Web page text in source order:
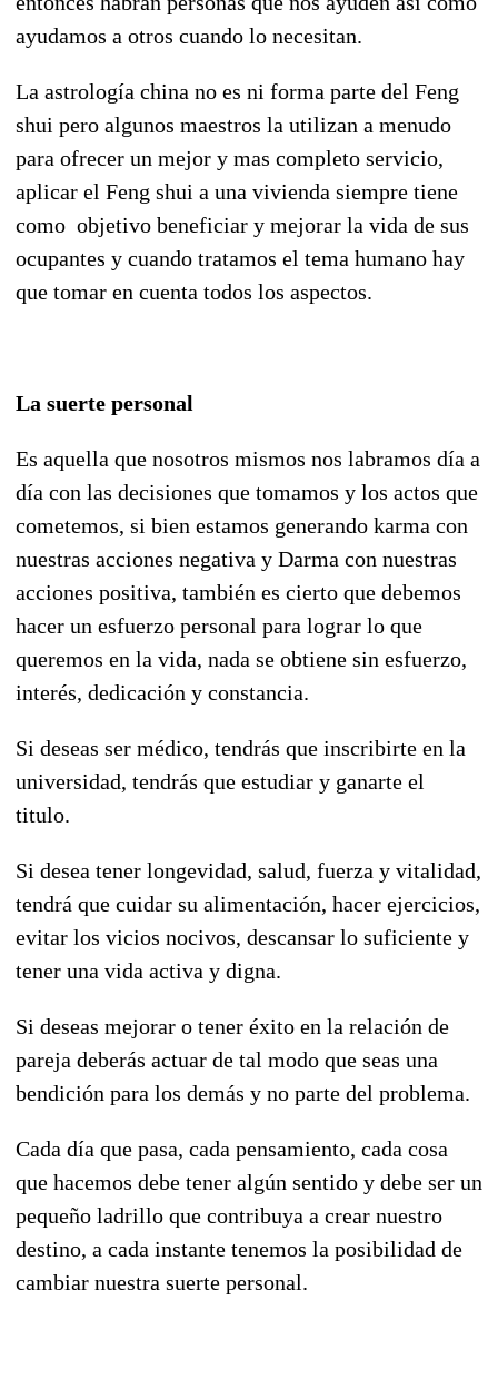
ayudamos a otros cuando lo necesitan.
La astrología china no es ni forma parte del Feng
shui pero algunos maestros la utilizan a menudo
para ofrecer un mejor y mas completo servicio,
aplicar el Feng shui a una vivienda siempre tiene
como objetivo beneficiar y mejorar la vida de sus
ocupantes y cuando tratamos el tema humano hay
que tomar en cuenta todos los aspectos.
La suerte personal
Es aquella que nosotros mismos nos labramos día a
día con las decisiones que tomamos y los actos que
cometemos, si bien estamos generando karma con
nuestras acciones negativa y Darma con nuestras
acciones positiva, también es cierto que debemos
hacer un esfuerzo personal para lograr lo que
queremos en la vida, nada se obtiene sin esfuerzo,
interés, dedicación y constancia.
Si deseas ser médico, tendrás que inscribirte en la
universidad, tendrás que estudiar y ganarte el
titulo.
Si desea tener longevidad, salud, fuerza y vitalidad,
tendrá que cuidar su alimentación, hacer ejercicios,
evitar los vicios nocivos, descansar lo suficiente y
tener una vida activa y digna.
Si deseas mejorar o tener éxito en la relación de
pareja deberás actuar de tal modo que seas una
bendición para los demás y no parte del problema.
Cada día que pasa, cada pensamiento, cada cosa
que hacemos debe tener algún sentido y debe ser un
pequeño ladrillo que contribuya a crear nuestro
destino, a cada instante tenemos la posibilidad de
cambiar nuestra suerte personal.